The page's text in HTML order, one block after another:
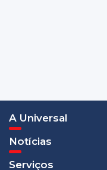
A Universal
Notícias
Serviços